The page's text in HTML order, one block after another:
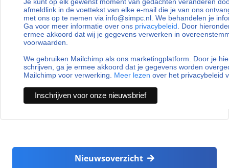
afmeldlink in de voettekst van elke e-mail die je van ons
met ons op te nemen via info@simpc.nl. We behandelen je
Ga voor meer informatie over ons privacybeleid . Door
ermee akkoord dat wij je gegevens verwerken in
voorwaarden.
We gebruiken Mailchimp als ons marketingplatform. Door je
schrijven, ga je ermee akkoord dat je gegevens worden
Mailchimp voor verwerking. Meer lezen over het privacybeleid
Nieuwsoverzicht